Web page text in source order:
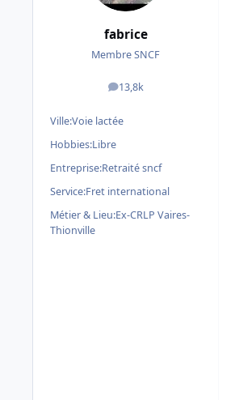
fabrice
Membre SNCF
13,8k
messages
Ville:Voie lactée
Hobbies:Libre
Entreprise:Retraité sncf
Service:Fret international
Métier & Lieu:Ex-CRLP Vaires-
Thionville